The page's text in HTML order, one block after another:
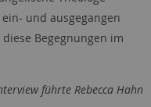
und ausgegangen
Begegnungen im
führte Rebecca Hahn